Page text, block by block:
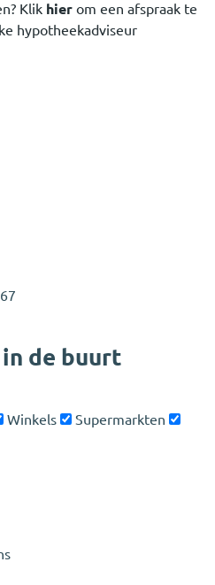
Klik hier om een afspraak te
hypotheekadviseur
de buurt
Winkels
Supermarkten